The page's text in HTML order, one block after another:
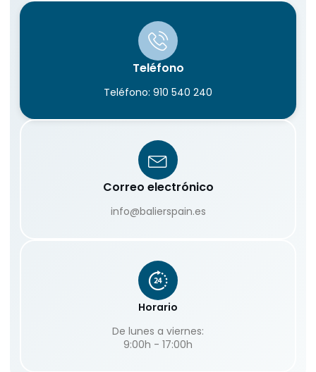
Teléfono
Teléfono: 910 540 240
Correo electrónico
info@balierspain.es
Horario
De lunes a viernes:
9:00h - 17:00h